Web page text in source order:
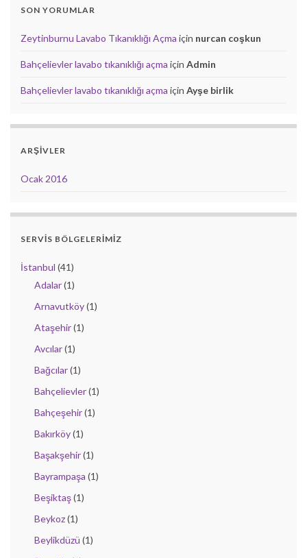
SON YORUMLAR
Zeytinburnu Lavabo Tıkanıklığı Açma için nurcan coşkun
Bahçelievler lavabo tıkanıklığı açma için Admin
Bahçelievler lavabo tıkanıklığı açma için Ayşe birlik
ARŞIVLER
Ocak 2016
SERVIS BÖLGELERIMIZ
İstanbul (41)
Adalar(1)
Arnavutköy(1)
Ataşehir(1)
Avcılar(1)
Bağcılar(1)
Bahçelievler(1)
Bahçeşehir(1)
Bakırköy(1)
Başakşehir(1)
Bayrampaşa (1)
Beşiktaş(1)
Beykoz(1)
Beylikdüzü (1)